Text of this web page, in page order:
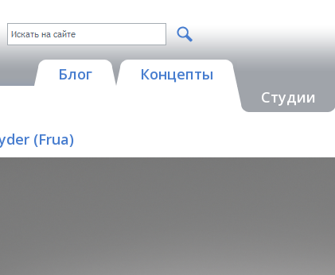
Блог
Концепты
Студии
(Frua)